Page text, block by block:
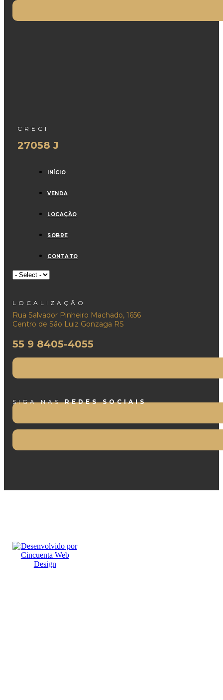
CRECI
27058 J
INÍCIO
VENDA
LOCAÇÃO
SOBRE
CONTATO
LOCALIZAÇÃO
Rua Salvador Pinheiro Machado, 1656
Centro de São Luiz Gonzaga RS
55 9 8405-4055
SIGA NASREDES SOCIAIS